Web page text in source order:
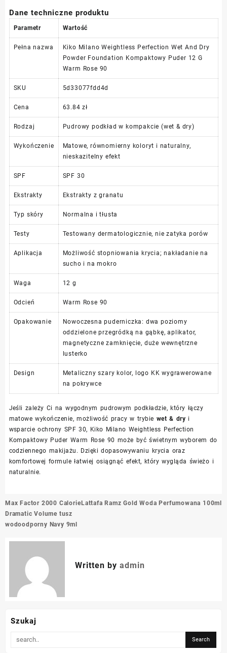
Dane techniczne produktu
Parametr Wartość
Pełna nazwa
Kiko Milano Weightless Perfection Wet And Dry
Powder Foundation Kompaktowy Puder 12 G
Warm Rose 90
SKU 5d33077fdd4d
Cena 63.84 zł
Rodzaj Pudrowy podkład w kompakcie (wet & dry)
Wykończenie
Matowe, równomierny koloryt i naturalny,
nieskazitelny efekt
SPF SPF 30
Ekstrakty Ekstrakty z granatu
Typ skóry Normalna i tłusta
Testy Testowany dermatologicznie, nie zatyka porów
Aplikacja
Możliwość stopniowania krycia; nakładanie na
sucho i na mokro
Waga 12 g
Odcień Warm Rose 90
Opakowanie
Nowoczesna puderniczka: dwa poziomy
oddzielone przegródką na gąbkę, aplikator,
magnetyczne zamknięcie, duże wewnętrzne
lusterko
Design
Metaliczny szary kolor, logo KK wygrawerowane
na pokrywce
Jeśli zależy Ci na wygodnym pudrowym podkładzie, który łączy
matowe wykończenie, możliwość pracy w trybie wet & dry i
wsparcie ochrony SPF 30, Kiko Milano Weightless Perfection
Kompaktowy Puder Warm Rose 90 może być świetnym wyborem do
codziennego makijażu. Dzięki dopasowywaniu krycia oraz
komfortowej formule łatwiej osiągnąć efekt, który wygląda świeżo i
naturalnie.
Nawigacja
wpisu
Max Factor 2000 Calorie
Dramatic Volume tusz
wodoodporny Navy 9ml
Lattafa Ramz Gold Woda Perfumowana 100ml
Written by admin
Szukaj